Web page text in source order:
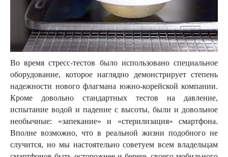
Во время стресс-тестов было использовано специальное
оборудование, которое наглядно демонстрирует степень
надежности нового флагмана южно-корейской компании.
Кроме довольно стандартных тестов на давление,
испытание водой и падение с высоты, были и довольное
необычные: «запекание» и «стерилизация» смартфона.
Вполне возможно, что в реальной жизни подобного не
случится, но мы настоятельно советуем всем владельцам